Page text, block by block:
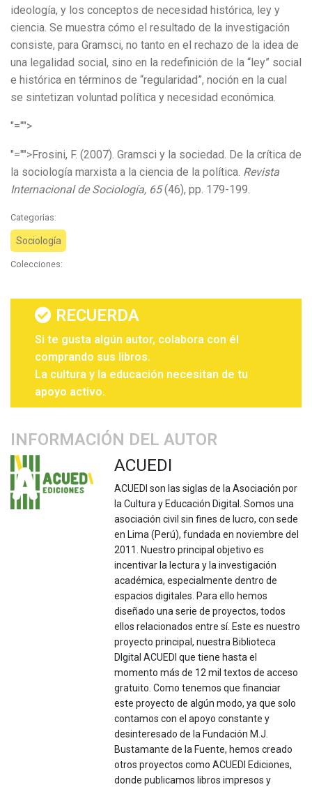
ideología, y los conceptos de necesidad histórica, ley y
ciencia. Se muestra cómo el resultado de la investigación
consiste, para Gramsci, no tanto en el rechazo de la idea de
una legalidad social, sino en la redefinición de la “ley” social
e histórica en términos de “regularidad”, noción en la cual
se sintetizan voluntad política y necesidad económica.
"="">
"="">Frosini, F. (2007). Gramsci y la sociedad. De la crítica de
la sociología marxista a la ciencia de la política. Revista
Internacional de Sociología, 65(46), pp. 179-199.
Categorias:
Sociología
Colecciones:
RECUERDA
Si te gusta algún autor, colabora con él
comprando sus libros.
La cultura y la educación necesitan de tu
apoyo activo.
INFORMACIÓN DEL AUTOR
ACUEDI
ACUEDI son las siglas de la Asociación por
la Cultura y Educación Digital. Somos una
asociación civil sin fines de lucro, con sede
en Lima (Perú), fundada en noviembre del
2011. Nuestro principal objetivo es
incentivar la lectura y la investigación
académica, especialmente dentro de
espacios digitales. Para ello hemos
diseñado una serie de proyectos, todos
ellos relacionados entre sí. Este es nuestro
proyecto principal, nuestra Biblioteca
DIgital ACUEDI que tiene hasta el
momento más de 12 mil textos de acceso
gratuito. Como tenemos que financiar
este proyecto de algún modo, ya que solo
contamos con el apoyo constante y
desinteresado de la Fundación M.J.
Bustamante de la Fuente, hemos creado
otros proyectos como ACUEDI Ediciones,
donde publicamos libros impresos y